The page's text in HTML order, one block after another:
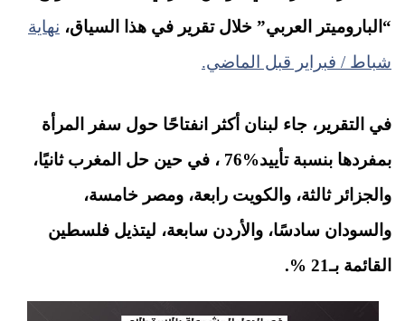
“الباروميتر العربي” خلال تقرير في هذا السياق، نهاية
شباط / فبراير قبل الماضي.
في التقرير، جاء لبنان أكثر انفتاحًا حول سفر المرأة
بمفردها بنسبة تأييد%76 ، في حين حل المغرب ثانيًا،
والجزائر ثالثة، والكويت رابعة، ومصر خامسة،
والسودان سادسًا، والأردن سابعة، ليتذيل فلسطين
القائمة بـ21
%.